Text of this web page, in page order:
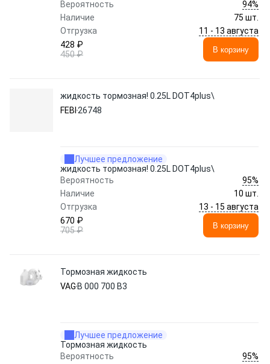
Вероятность
94%
Наличие
75 шт.
Отгрузка
11 - 13 августа
428 ₽
450 ₽
В корзину
жидкость тормозная! 0.25L DOT4plus\
FEBI 26748
Лучшее предложение
жидкость тормозная! 0.25L DOT4plus\
Вероятность
95%
Наличие
10 шт.
Отгрузка
13 - 15 августа
670 ₽
705 ₽
В корзину
Тормозная жидкость
VAG B 000 700 B3
Лучшее предложение
Тормозная жидкость
Вероятность
95%